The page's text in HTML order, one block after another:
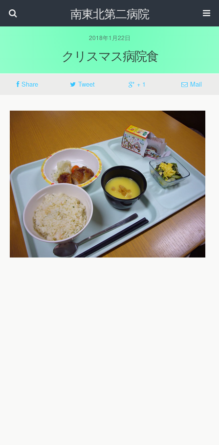
南東北第二病院
2018年1月22日
クリスマス病院食
Share Tweet + 1 Mail